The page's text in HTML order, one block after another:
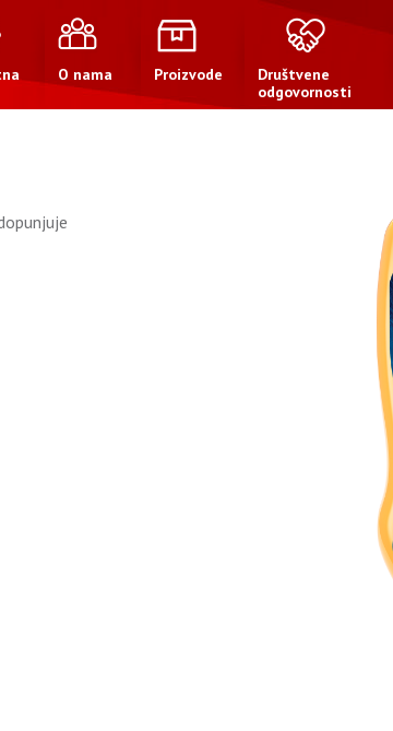
O nama Proizvode
Društvene
odgovornosti